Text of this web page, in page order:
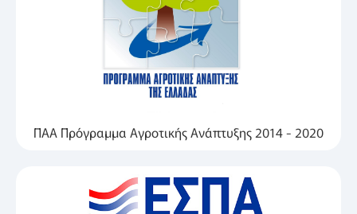
ΠΑΑ Πρόγραμμα Αγροτικής Ανάπτυξης 2014 - 2020